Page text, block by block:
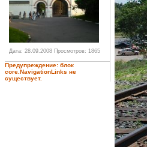
Дата: 28.09.2008 Просмотров: 1865
Предупреждение: блок
core.NavigationLinks не
существует.